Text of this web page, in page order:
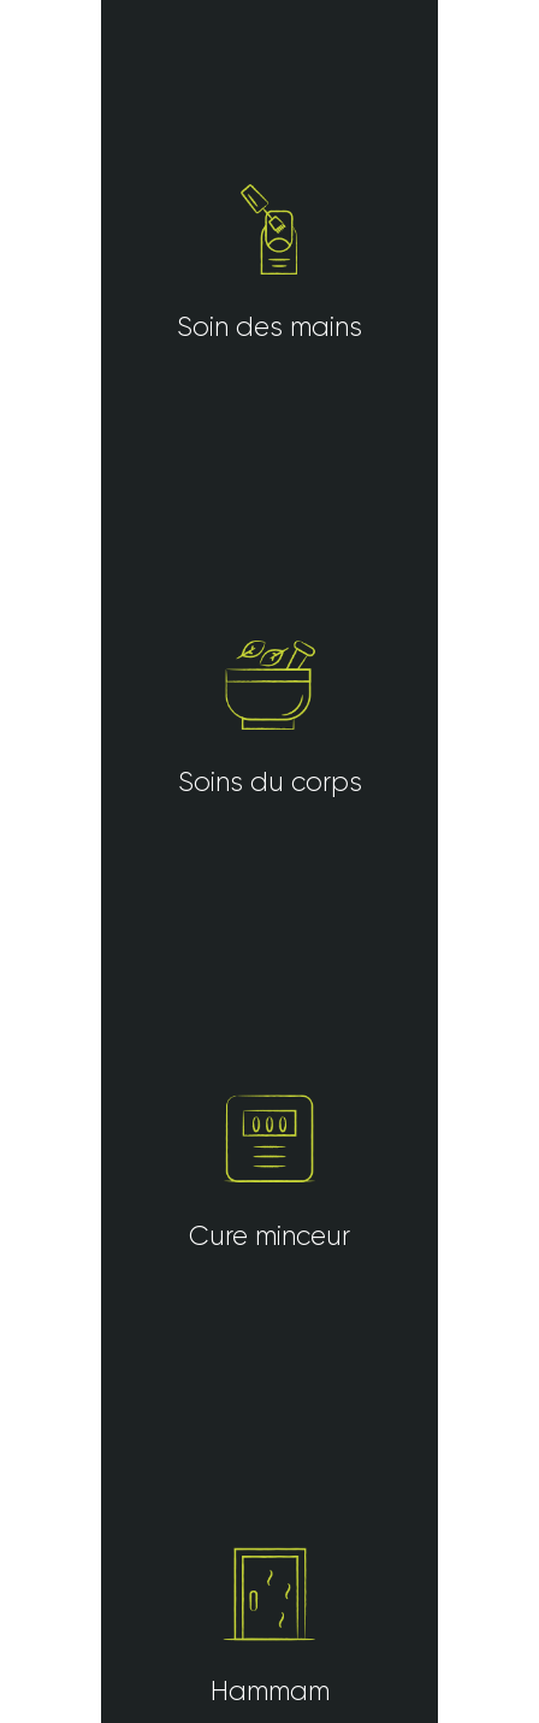
Soin des mains
Soins du corps
Cure minceur
Hammam